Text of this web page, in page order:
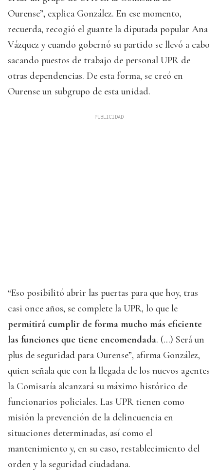
Ourense”, explica González. En ese momento,
recuerda, recogió el guante la diputada popular Ana
Vázquez y cuando gobernó su partido se llevó a cabo
sacando puestos de trabajo de personal UPR de
otras dependencias. De esta forma, se creó en
Ourense un subgrupo de esta unidad.
“Eso posibilitó abrir las puertas para que hoy, tras
casi once años, se complete la UPR, lo que le
permitirá cumplir de forma mucho más eficiente
las funciones que tiene encomendada. (…) Será un
plus de seguridad para Ourense”, afirma González,
quien señala que con la llegada de los nuevos agentes
la Comisaría alcanzará su máximo histórico de
funcionarios policiales. Las UPR tienen como
misión la prevención de la delincuencia en
situaciones determinadas, así como el
mantenimiento y, en su caso, restablecimiento del
orden y la seguridad ciudadana.